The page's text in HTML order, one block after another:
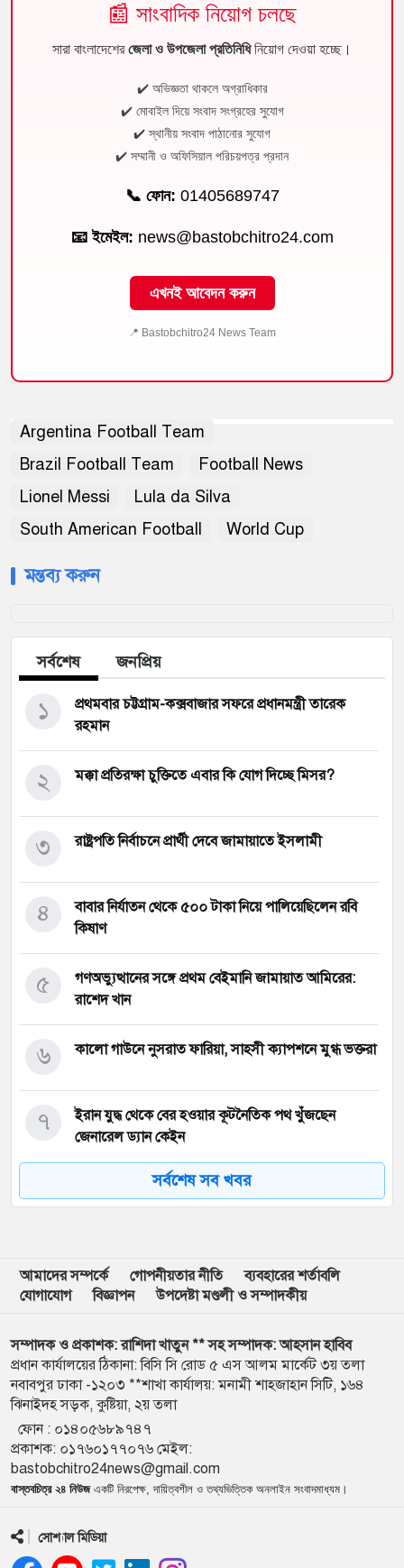
📰 সাংবাদিক নিয়োগ চলছে
সারা বাংলাদেশেরজেলা ও উপজেলা প্রতিনিধিনিয়োগ দেওয়া হচ্ছে।
✔️ অভিজ্ঞতা থাকলে অগ্রাধিকার
✔️ মোবাইল দিয়ে সংবাদ সংগ্রহের সুযোগ
✔️ স্থানীয় সংবাদ পাঠানোর সুযোগ
✔️ সম্মানী ও অফিসিয়াল পরিচয়পত্র প্রদান
📞 ফোন: 01405689747
📧 ইমেইল: news@bastobchitro24.com
এখনই আবেদন করুন
📍 Bastobchitro24 News Team
Argentina Football Team
Brazil Football Team
Football News
Lionel Messi
Lula da Silva
South American Football
World Cup
মন্তব্য করুন
সর্বশেষ জনপ্রিয়
প্রথমবার চট্টগ্রাম-কক্সবাজার সফরে প্রধানমন্ত্রী তারেক
রহমান
১
মক্কা প্রতিরক্ষা চুক্তিতে এবার কি যোগ দিচ্ছে মিসর?
২
রাষ্ট্রপতি নির্বাচনে প্রার্থী দেবে জামায়াতে ইসলামী
৩
বাবার নির্যাতন থেকে ৫০০ টাকা নিয়ে পালিয়েছিলেন রবি
কিষাণ
৪
গণঅভ্যুত্থানের সঙ্গে প্রথম বেইমানি জামায়াত আমিরের:
রাশেদ খান
৫
কালো গাউনে নুসরাত ফারিয়া, সাহসী ক্যাপশনে মুগ্ধ ভক্তরা
৬
ইরান যুদ্ধ থেকে বের হওয়ার কূটনৈতিক পথ খুঁজছেন
জেনারেল ড্যান কেইন
৭
সারা দেশে বোমা হামলার আশঙ্কা, পুলিশকে সর্বোচ্চ সতর্ক
থাকার নির্দেশ
৮
৯
টাকা
১১ দফা দাবিতে সচিবালয় অভিমুখে পদযাত্রা, পুলিশের বাধা
১১
রাজশাহীর সব মা পাবেন ফ্যামিলি কার্ড: ভূমিমন্ত্রী মিনু
১২
হরমুজ ইস্যুতে আশায় কমল আন্তর্জাতিক তেলের দাম
১৩
সর্বশেষ সব খবর
আমাদের সম্পর্কে গোপনীয়তার নীতি
ব্যবহারের শর্তাবলি
যোগাযোগ
বিজ্ঞাপন উপদেষ্টা মণ্ডলী ও সম্পাদকীয়
সম্পাদক ও প্রকাশক: রাশিদা খাতুন ** সহ সম্পাদক: আহসান হাবিব
প্রধান কার্যালয়ের ঠিকানা: বিসি সি রোড ৫ এস আলম মার্কেট ৩য় তলা
নবাবপুর ঢাকা -১২০৩ **শাখা কার্যালয়: মনামী শাহজাহান সিটি, ১৬৪
ঝিনাইদহ সড়ক, কুষ্টিয়া, ২য় তলা
ফোন : ০১৪০৫৬৮৯৭৪৭
প্রকাশক: ০১৭৬০১৭৭০৭৬ মেইল:
bastobchitro24news@gmail.com
বাস্তবচিত্র ২৪ নিউজএকটি নিরপেক্ষ, দায়িত্বশীল ও তথ্যভিত্তিক অনলাইন সংবাদমাধ্যম।
সোশ্যাল মিডিয়া